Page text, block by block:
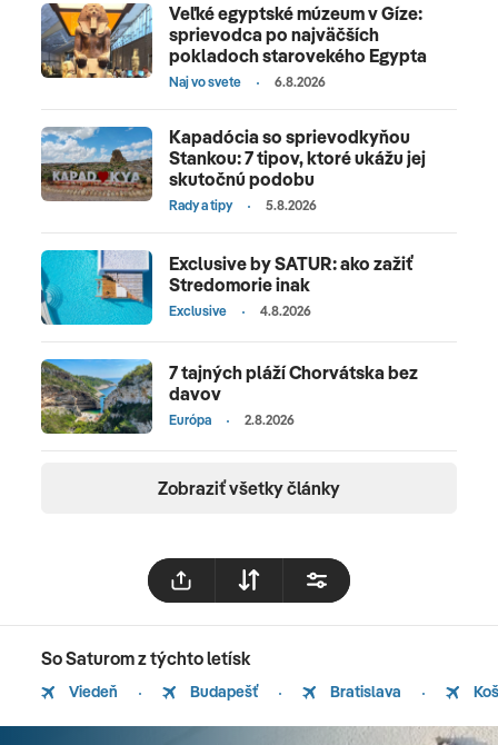
Veľké egyptské múzeum v Gíze:
sprievodca po najväčších
pokladoch starovekého Egypta
Naj vo svete 6.8.2026
Kapadócia so sprievodkyňou
Stankou: 7 tipov, ktoré ukážu jej
skutočnú podobu
Rady a tipy 5.8.2026
Exclusive by SATUR: ako zažiť
Stredomorie inak
Exclusive 4.8.2026
7 tajných pláží Chorvátska bez
davov
Európa 2.8.2026
Zobraziť všetky články
So Saturom z týchto letísk
Viedeň Budapešť Bratislava